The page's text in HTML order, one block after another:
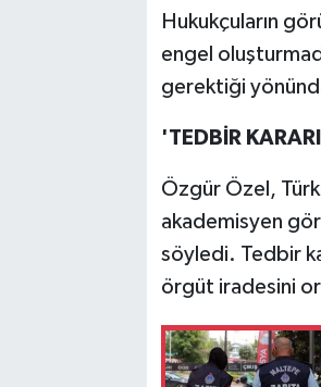
Hukukçuların
engel
gerektiği
'TEDBİR
Özgür Özel,
akademisyen
söyledi. Tedbir
örgüt iradesini